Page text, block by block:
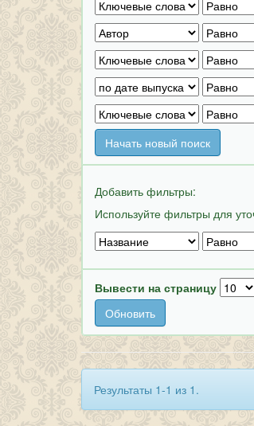
Начать новый поиск
Добавить фильтры:
Используйте фильтры для
Вывести на страницу
Результаты 1-1 из 1.